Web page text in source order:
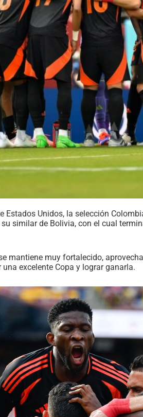
Estados Unidos, la selección
similar de Bolivia, con el cual
mantiene muy fortalecido,
excelente Copa y lograr ganarla.